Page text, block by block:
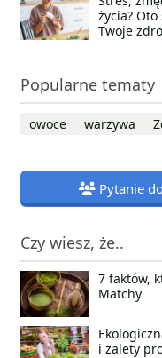
życia?
Twoje
Popularne tematy
owoce warzywa
Pytanie
Czy wiesz, że..
7 faktów,
Matchy
i zalety